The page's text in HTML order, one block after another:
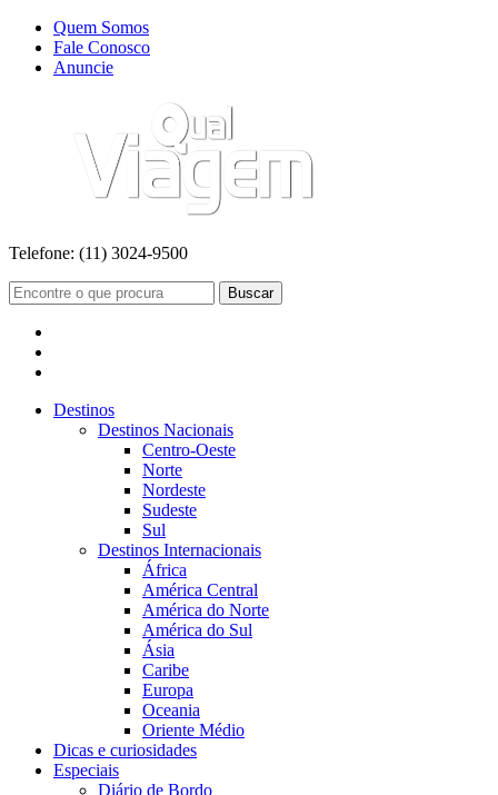
Quem Somos
Fale Conosco
Anuncie
Telefone: (11) 3024-9500
Buscar
Destinos
Destinos Nacionais
Centro-Oeste
Norte
Nordeste
Sudeste
Sul
Destinos Internacionais
África
América Central
América do Norte
América do Sul
Ásia
Caribe
Europa
Oceania
Oriente Médio
Dicas e curiosidades
Especiais
Diário de Bordo